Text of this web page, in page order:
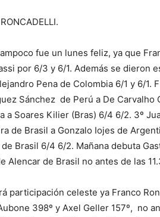
fue un lunes feliz, ya que
por 6/3 y 6/1. Además se dieron
Pena de Colombia 6/1 y 6/1.
Sánchez de Perú a De Carvalho
a Soares Kilier (Bras) 6/4 6/2. 3º
de Brasil a Gonzalo Iojes de
de Brasil 6/4 6/2. Mañana debuta
Alencar de Brasil no antes de las
participación celeste ya Franco
398º y Axel Geller 157º, no